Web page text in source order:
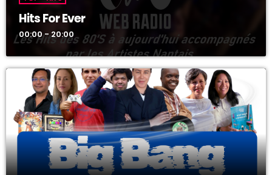
Hits For Ever
00:00 - 20:00